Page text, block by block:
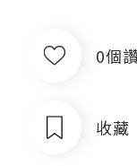
0個
收藏